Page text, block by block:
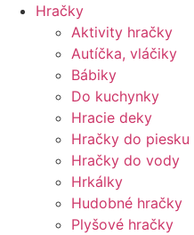
Hračky
Aktivity hračky
Autíčka, vláčiky
Bábiky
Do kuchynky
Hracie deky
Hračky do piesku
Hračky do vody
Hrkálky
Hudobné hračky
Plyšové hračky